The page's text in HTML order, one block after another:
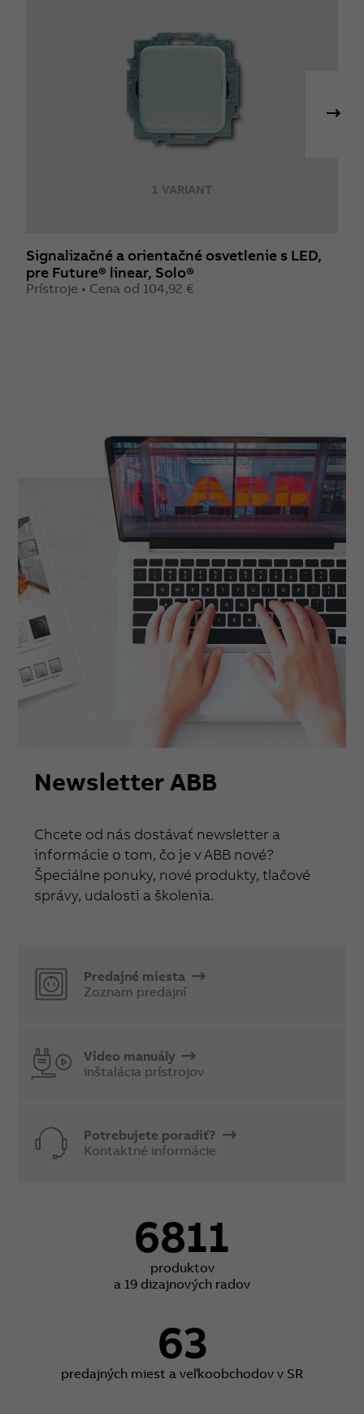
1 VARIANT
Signalizačné a orientačné osvetlenie s LED,
pre Future® linear, Solo®
Prístroje • Cena od 104,92 €
Newsletter ABB
Chcete od nás dostávať newsletter a
informácie o tom, čo je v ABB nové?
Špeciálne ponuky, nové produkty, tlačové
správy, udalosti a školenia.
Predajné miesta
Zoznam predajní
Video manuály
inštalácia prístrojov
Potrebujete poradiť?
Kontaktné informácie
6811
produktov
a 19 dizajnových radov
63
predajných miest a veľkoobchodov v SR